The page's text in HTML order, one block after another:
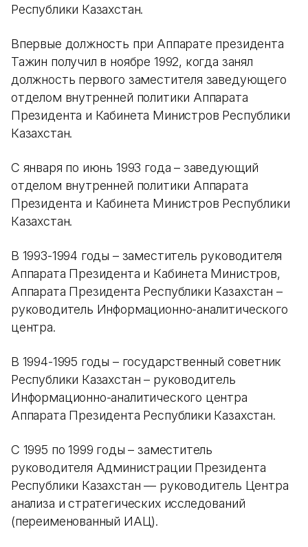
Республики Казахстан.
Впервые должность при Аппарате президента
Тажин получил в ноябре 1992, когда занял
должность первого заместителя заведующего
отделом внутренней политики Аппарата
Президента и Кабинета Министров Республики
Казахстан.
С января по июнь 1993 года – заведующий
отделом внутренней политики Аппарата
Президента и Кабинета Министров Республики
Казахстан.
В 1993-1994 годы – заместитель руководителя
Аппарата Президента и Кабинета Министров,
Аппарата Президента Республики Казахстан –
руководитель Информационно-аналитического
центра.
В 1994-1995 годы – государственный советник
Республики Казахстан – руководитель
Информационно-аналитического центра
Аппарата Президента Республики Казахстан.
С 1995 по 1999 годы – заместитель
руководителя Администрации Президента
Республики Казахстан — руководитель Центра
анализа и стратегических исследований
(переименованный ИАЦ).